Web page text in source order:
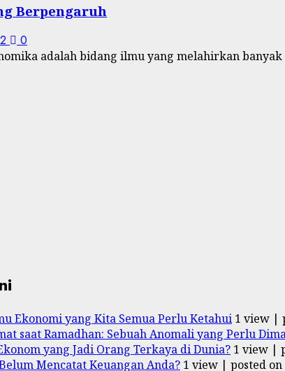
Berpengaruh
0
adalah bidang ilmu yang melahirkan
Ekonomi yang Kita Semua Perlu Ketahui 1 view |
saat Ramadhan: Sebuah Anomali yang Perlu
yang Jadi Orang Terkaya di Dunia? 1 view |
Mencatat Keuangan Anda? 1 view | posted on